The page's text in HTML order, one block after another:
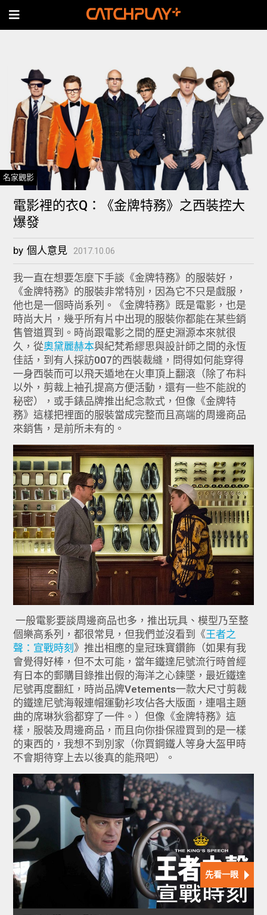
名家觀影
電影裡的衣Q：《金牌特務》之西裝控大
爆發
by 個人意見 2017.10.06
我一直在想要怎麼下手談《金牌特務》的服裝好，
《金牌特務》的服裝非常特別，因為它不只是戲服，
他也是一個時尚系列。《金牌特務》既是電影，也是
時尚大片，幾乎所有片中出現的服裝你都能在某些銷
售管道買到。時尚跟電影之間的歷史淵源本來就很
久，從奧黛麗赫本與紀梵希繆思與設計師之間的永恆
佳話，到有人採訪007的西裝裁縫，問得如何能穿得
一身西裝而可以飛天遁地在火車頂上翻滾（除了布料
以外，剪裁上袖孔提高方便活動，還有一些不能說的
秘密），或手錶品牌推出紀念款式，但像《金牌特
務》這樣把裡面的服裝當成完整而且高端的周邊商品
來銷售，是前所未有的。
一般電影要談周邊商品也多，推出玩具、模型乃至整
個樂高系列，都很常見，但我們並沒看到《王者之
聲：宣戰時刻 》推出相應的皇冠珠寶鑽飾（如果有我
會覺得好棒，但不太可能，當年鐵達尼號流行時曾經
有日本的郵購目錄推出假的海洋之心鍊墜，最近鐵達
尼號再度翻紅，時尚品牌Vetements一款大尺寸剪裁
的鐵達尼號海報連帽運動衫攻佔各大版面，連唱主題
曲的席琳狄翁都穿了一件。）但像《金牌特務》這
樣，服裝及周邊商品，而且向你掛保證買到的是一樣
的東西的，我想不到別家（你買鋼鐵人等身大盔甲時
不會期待穿上去以後真的能飛吧）。